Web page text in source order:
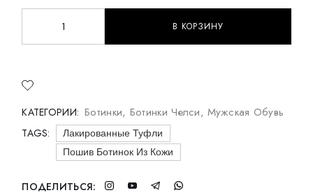
Мужские ботинки челси из бордовой кожи Museum
В КОРЗИНУ
КАТЕГОРИИ: Ботинки, Ботинки Челси,Мужская Обувь
TAGS:
Лакированные Туфли
Пошив Ботинок Из Кожи
ПОДЕЛИТЬСЯ: